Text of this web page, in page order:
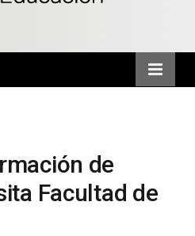
de
Facultad de